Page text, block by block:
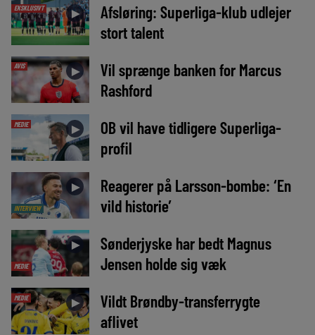
EKSKLUSIVT ►
Afsløring: Superliga-klub udlejer
stort talent
AVIS ►
Vil sprænge banken for Marcus
Rashford
MEDIE ►
OB vil have tidligere Superliga-
profil
INTERVIEW
►
Reagerer på Larsson-bombe: ‘En
vild historie’
MEDIE
►
Sønderjyske har bedt Magnus
Jensen holde sig væk
MEDIE ►
Vildt Brøndby-transferrygte
aflivet